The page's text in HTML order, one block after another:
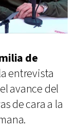
de
entrevista
avance del
de cara a la